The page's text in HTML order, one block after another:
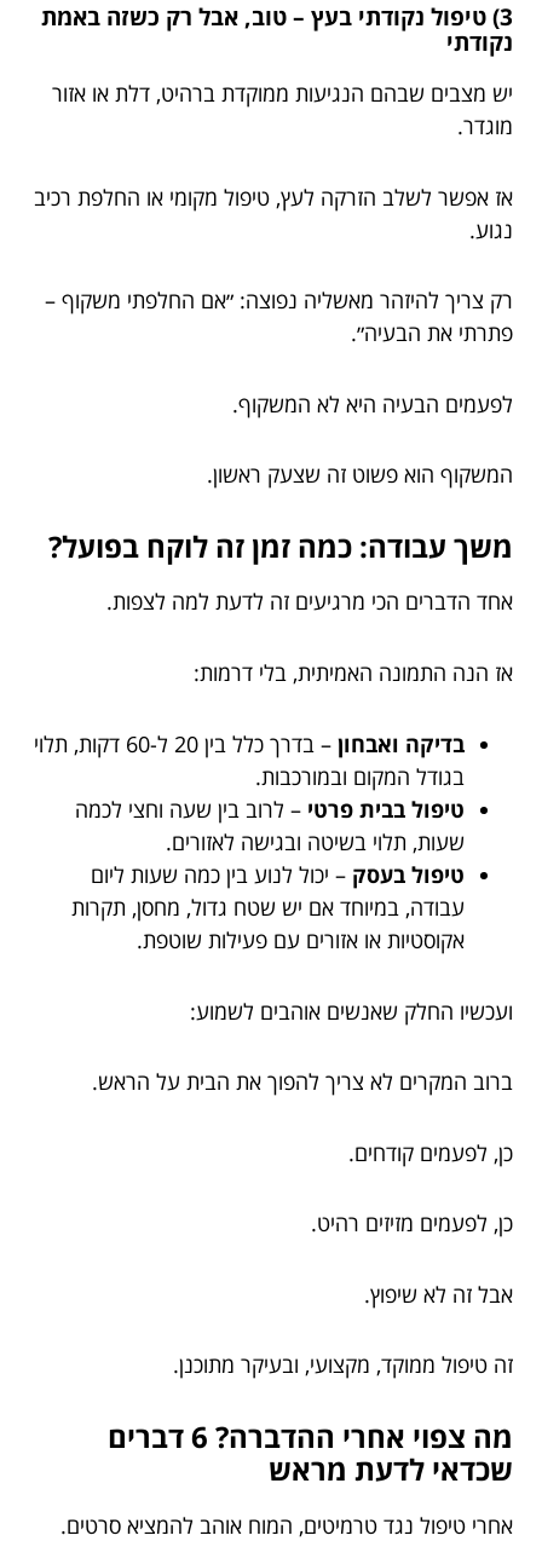
3) טיפול נקודתי בעץ – טוב, אבל רק כשזה באמת
נקודתי
יש מצבים שבהם הנגיעות ממוקדת ברהיט, דלת או אזור
מוגדר.
אז אפשר לשלב הזרקה לעץ, טיפול מקומי או החלפת רכיב
נגוע.
רק צריך להיזהר מאשליה נפוצה: ״אם החלפתי משקוף –
פתרתי את הבעיה״.
לפעמים הבעיה היא לא המשקוף.
המשקוף הוא פשוט זה שצעק ראשון.
משך עבודה: כמה זמן זה לוקח בפועל?
אחד הדברים הכי מרגיעים זה לדעת למה לצפות.
אז הנה התמונה האמיתית, בלי דרמות:
בדיקה ואבחון
– בדרך כלל בין 20 ל-60 דקות, תלוי
בגודל המקום ובמורכבות.
טיפול בבית פרטי – לרוב בין שעה וחצי לכמה
שעות, תלוי בשיטה ובגישה לאזורים.
טיפול בעסק – יכול לנוע בין כמה שעות ליום
עבודה, במיוחד אם יש שטח גדול, מחסן, תקרות
אקוסטיות או אזורים עם פעילות שוטפת.
ועכשיו החלק שאנשים אוהבים לשמוע:
ברוב המקרים לא צריך להפוך את הבית על הראש.
כן, לפעמים קודחים.
כן, לפעמים מזיזים רהיט.
אבל זה לא שיפוץ.
זה טיפול ממוקד, מקצועי, ובעיקר מתוכנן.
מה צפוי אחרי ההדברה? 6 דברים
שכדאי לדעת מראש
אחרי טיפול נגד טרמיטים, המוח אוהב להמציא סרטים.